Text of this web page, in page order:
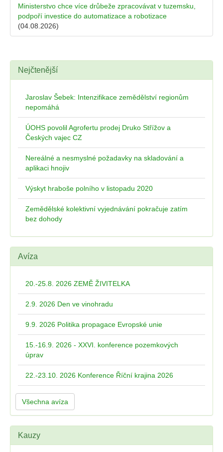
Ministerstvo chce více drůbeže zpracovávat v tuzemsku,
podpoří investice do automatizace a robotizace
(04.08.2026)
Nejčtenější
Jaroslav Šebek: Intenzifikace zemědělství regionům
nepomáhá
ÚOHS povolil Agrofertu prodej Druko Střížov a
Českých vajec CZ
Nereálné a nesmyslné požadavky na skladování a
aplikaci hnojiv
Výskyt hraboše polního v listopadu 2020
Zemědělské kolektivní vyjednávání pokračuje zatím
bez dohody
Avíza
20.-25.8. 2026 ZEMĚ ŽIVITELKA
2.9. 2026 Den ve vinohradu
9.9. 2026 Politika propagace Evropské unie
15.-16.9. 2026 - XXVI. konference pozemkových
úprav
22.-23.10. 2026 Konference Říční krajina 2026
Všechna avíza
Kauzy